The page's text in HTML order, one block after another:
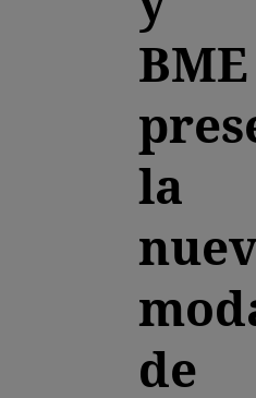
BME
la
de